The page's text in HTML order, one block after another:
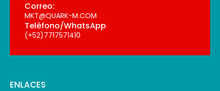
Correo:
MKT@QUARK-M.COM
Teléfono/WhatsApp
(+52)7717571410
ENLACES